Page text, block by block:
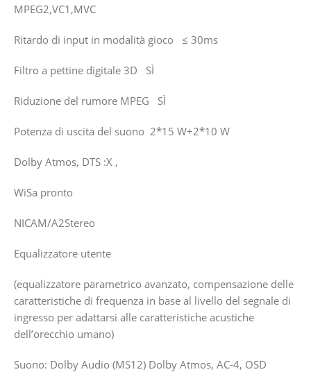
MPEG2,VC1,MVC
Ritardo di input in modalità gioco ≤ 30ms
Filtro a pettine digitale 3D SÌ
Riduzione del rumore MPEG SÌ
Potenza di uscita del suono 2*15 W+2*10 W
Dolby Atmos, DTS :X ,
WiSa pronto
NICAM/A2Stereo
Equalizzatore utente
(equalizzatore parametrico avanzato, compensazione delle
caratteristiche di frequenza in base al livello del segnale di
ingresso per adattarsi alle caratteristiche acustiche
dell’orecchio umano)
Suono: Dolby Audio (MS12) Dolby Atmos, AC-4, OSD